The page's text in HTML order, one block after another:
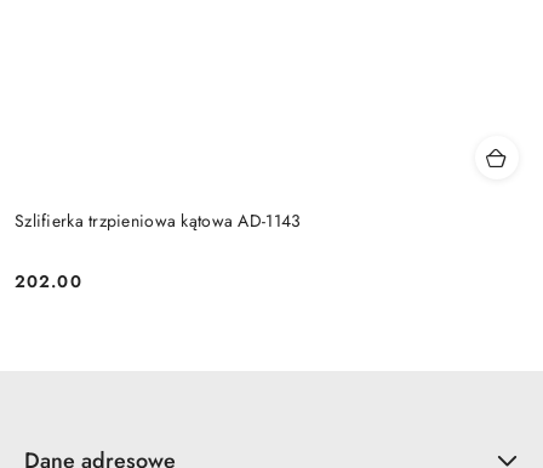
Szlifierka trzpieniowa kątowa AD-1143
Cena:
202.00
Dane adresowe